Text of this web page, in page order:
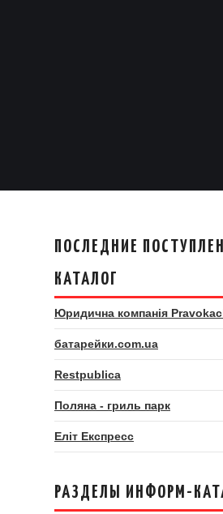
ПОСЛЕДНИЕ
КАТАЛОГ
Юридична компанія
батарейки.com.ua
Restpublica
Поляна - гриль парк
Еліт Експресс
РАЗДЕЛЫ ИНФОРМ-